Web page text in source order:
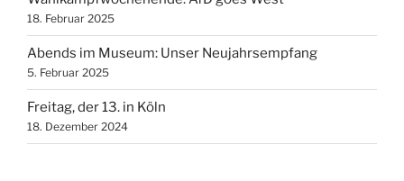
18. Februar 2025
Abends im Museum: Unser Neujahrsempfang
5. Februar 2025
Freitag, der 13. in Köln
18. Dezember 2024